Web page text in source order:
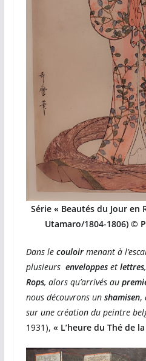
Série « Beautés du Jour en
Utamaro/1804-1806) ©
Dans lecouloirmenant à
plusieurs enveloppesetlettres
Rops, alors qu’arrivés au
nous découvrons un shamisen,
sur une création du peintre
1931), « L’heure du Thé de